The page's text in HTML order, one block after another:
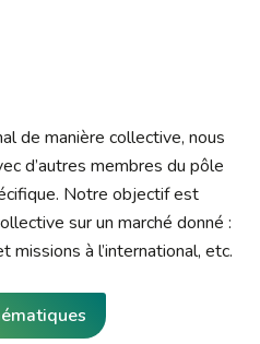
de manière collective, nous
d’autres membres du pôle
Notre objectif est
sur un marché donné :
missions à l’international, etc.